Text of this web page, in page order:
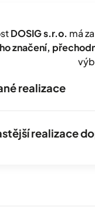
DOSIG s.r.o. má
značení,
realizace
realizace